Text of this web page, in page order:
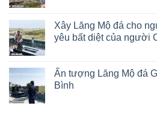
Xây Lăng Mộ đá cho
yêu bất diệt của người
Ấn tượng Lăng Mộ đá
Bình